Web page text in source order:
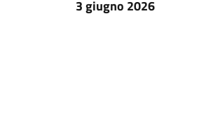
3 giugno 2026